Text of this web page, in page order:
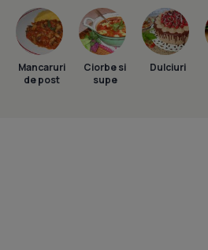
Mancaruri
de post
Ciorbe si
supe
Dulciuri